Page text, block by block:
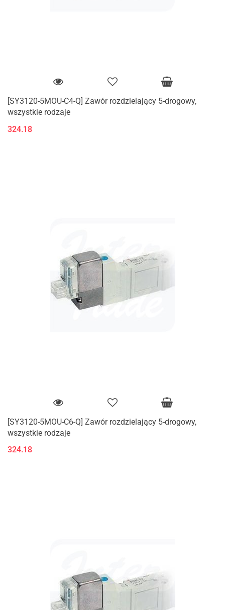
[SY3120-5MOU-C4-Q] Zawór rozdzielający 5-drogowy,
wszystkie rodzaje
324.18
[SY3120-5MOU-C6-Q] Zawór rozdzielający 5-drogowy,
wszystkie rodzaje
324.18